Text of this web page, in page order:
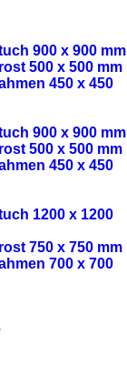
900 x 900 mm
500 x 500 mm
450 x 450
900 x 900 mm
500 x 500 mm
450 x 450
1200 x 1200
750 x 750 mm
700 x 700